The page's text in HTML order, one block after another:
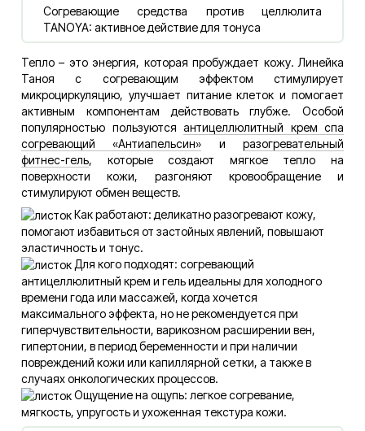
Согревающие средства против целлюлита
TANOYA: активное действие для тонуса
Тепло – это энергия, которая пробуждает кожу. Линейка
Таноя с согревающим эффектом стимулирует
микроциркуляцию, улучшает питание клеток и помогает
активным компонентам действовать глубже. Особой
популярностью пользуются антицеллюлитный крем спа
согревающий «Антиапельсин» иразогревательный
фитнес-гель, которые создают мягкое тепло на
поверхности кожи, разгоняют кровообращение и
стимулируют обмен веществ.
Как работают: деликатно разогревают кожу,
помогают избавиться от застойных явлений, повышают
эластичность и тонус.
Для кого подходят: согревающий
антицеллюлитный крем и гель идеальны для холодного
времени года или массажей, когда хочется
максимального эффекта, но не рекомендуется при
гиперчувствительности, варикозном расширении вен,
гипертонии, в период беременности и при наличии
повреждений кожи или капиллярной сетки, а также в
случаях онкологических процессов.
Ощущение на ощупь: легкое согревание,
мягкость, упругость и ухоженная текстура кожи.